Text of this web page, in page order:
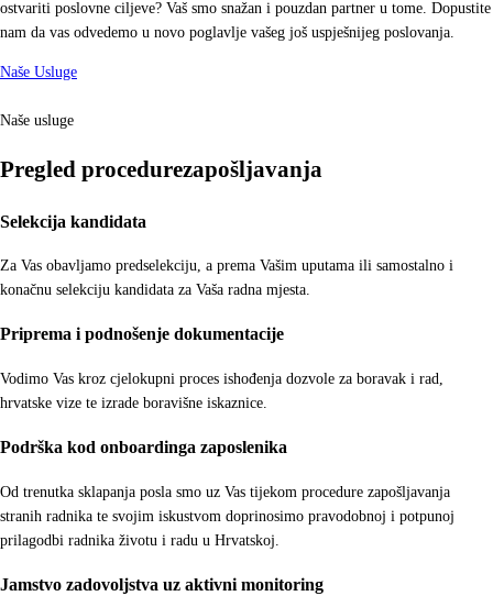
ostvariti poslovne ciljeve? Vaš smo snažan i pouzdan partner u tome. Dopustite
nam da vas odvedemo u novo poglavlje vašeg još uspješnijeg poslovanja.
Naše Usluge
Naše usluge
Pregled procedurezapošljavanja
Selekcija kandidata
Za Vas obavljamo predselekciju, a prema Vašim uputama ili samostalno i
konačnu selekciju kandidata za Vaša radna mjesta.
Priprema i podnošenje dokumentacije
Vodimo Vas kroz cjelokupni proces ishođenja dozvole za boravak i rad,
hrvatske vize te izrade boravišne iskaznice.
Podrška kod onboardinga zaposlenika
Od trenutka sklapanja posla smo uz Vas tijekom procedure zapošljavanja
stranih radnika te svojim iskustvom doprinosimo pravodobnoj i potpunoj
prilagodbi radnika životu i radu u Hrvatskoj.
Jamstvo zadovoljstva uz aktivni monitoring